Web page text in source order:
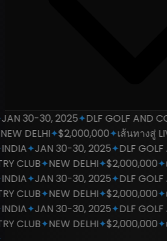
30-30, 2025✦DLF GOLF AND
DELHI✦$2,000,000✦เส้นทางสู่ LIV
✦JAN 30-30, 2025✦DLF GOLF
CLUB✦NEW DELHI✦$2,000,000✦เ
✦JAN 30-30, 2025✦DLF GOLF
CLUB✦NEW DELHI✦$2,000,000✦เ
✦JAN 30-30, 2025✦DLF GOLF
CLUB✦NEW DELHI✦$2,000,000✦เ